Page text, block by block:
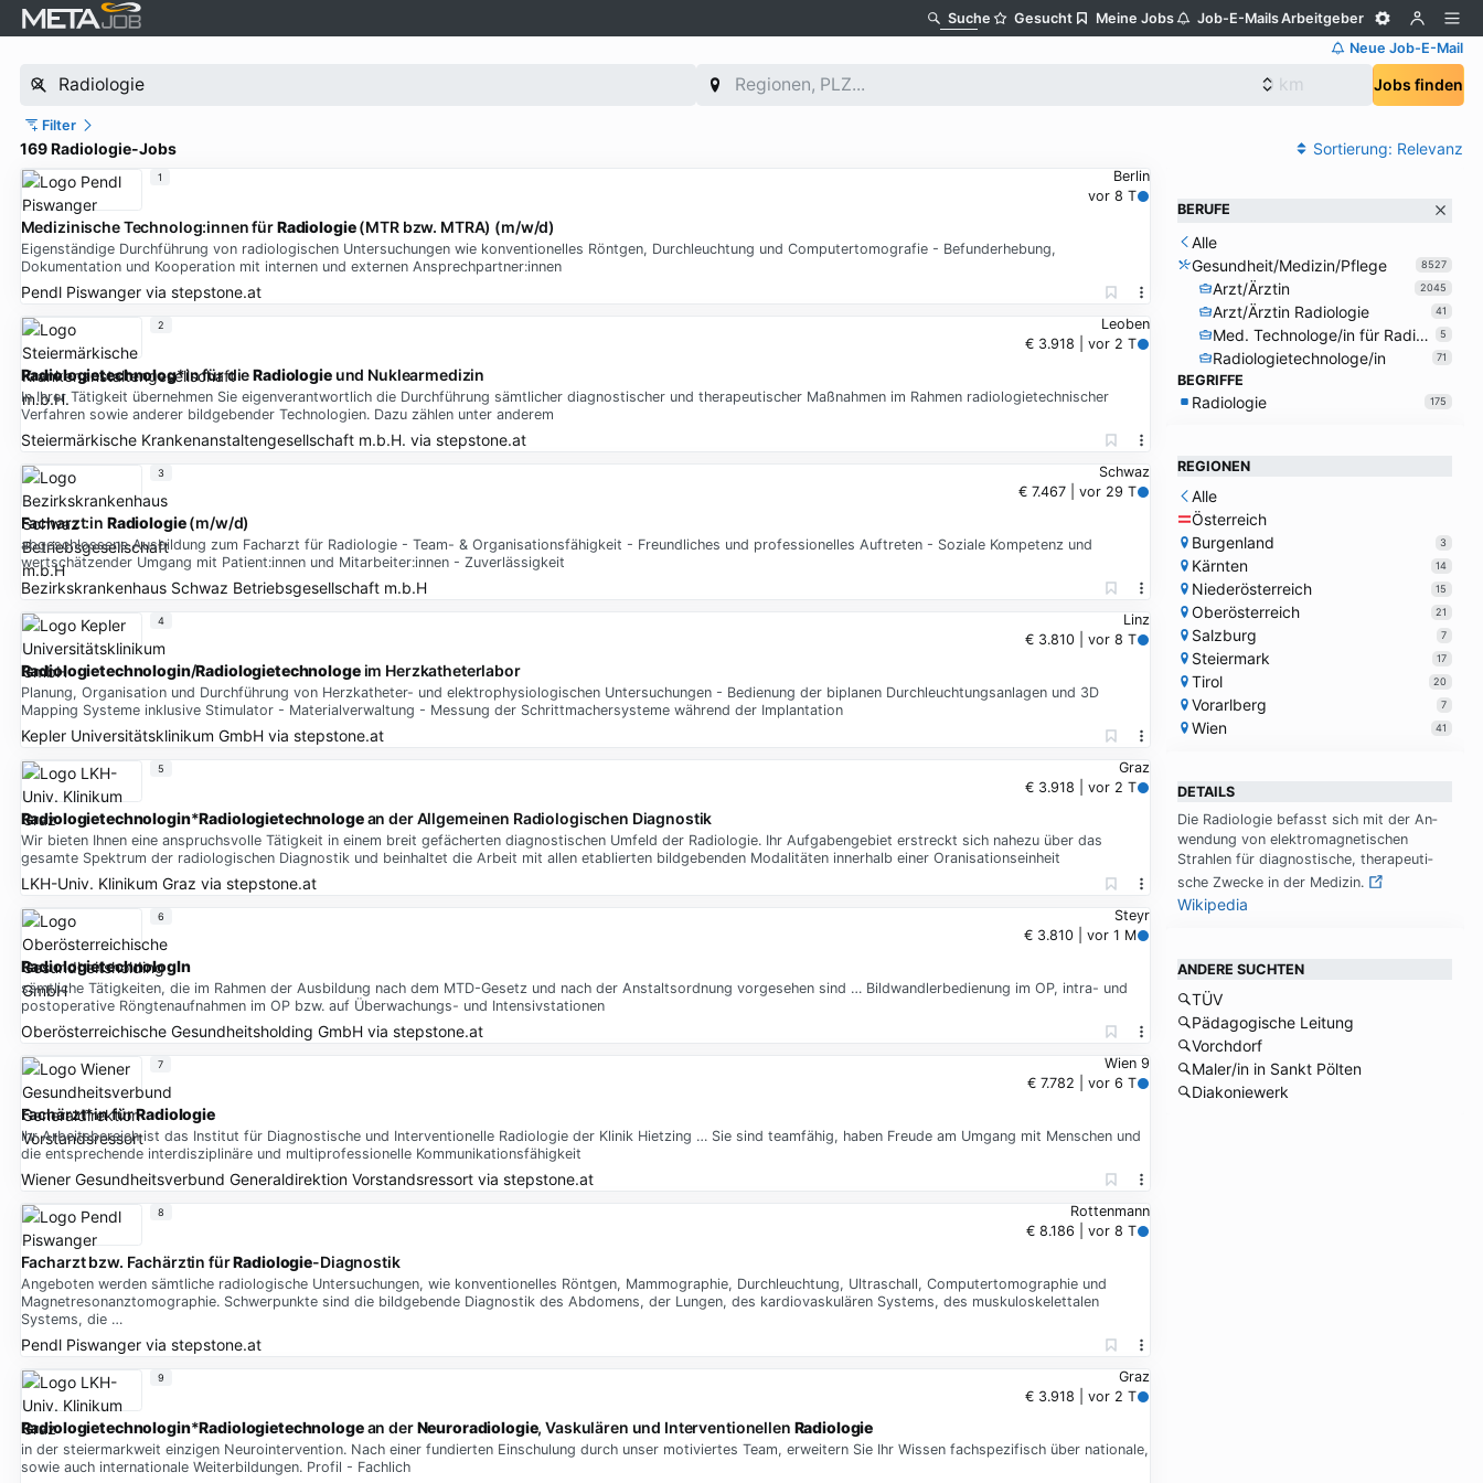
Suche Gesucht Meine Jobs Job-E-MailsArbeitgeber
Neue Job-E-Mail
Jobs finden
Filter
169 Radiologie-Jobs Sortierung: Relevanz
Berlin
vor 8 T
Medizinische Technolog:innen fürRadiologie(MTR bzw. MTRA) (m/w/d)
Eigenständige Durchführung von radiologischen Untersuchungen wie konventionelles Röntgen, Durchleuchtung und Computertomografie - Befunderhebung,
Dokumentation und Kooperation mit internen und externen Ansprechpartner:innen
Pendl Piswangervia stepstone.at
1
Leoben
€ 3.918 | vor 2 T
Radiologietechnolog*in für dieRadiologieund Nuklearmedizin
In Ihrer Tätigkeit übernehmen Sie eigenverantwortlich die Durchführung sämtlicher diagnostischer und therapeutischer Maßnahmen im Rahmen radiologietechnischer
Verfahren sowie anderer bildgebender Technologien. Dazu zählen unter anderem
Steiermärkische Krankenanstaltengesellschaft m.b.H. via stepstone.at
2
Schwaz
€ 7.467 | vor 29 T
Facharzt:in Radiologie(m/w/d)
abgeschlossene Ausbildung zum Facharzt für Radiologie - Team- & Organisationsfähigkeit - Freundliches und professionelles Auftreten - Soziale Kompetenz und
wertschätzender Umgang mit Patient:innen und Mitarbeiter:innen - Zuverlässigkeit
Bezirkskrankenhaus Schwaz Betriebsgesellschaft m.b.H
3
Linz
€ 3.810 | vor 8 T
Radiologietechnologin/Radiologietechnologeim Herzkatheterlabor
Planung, Organisation und Durchführung von Herzkatheter- und elektrophysiologischen Untersuchungen - Bedienung der biplanen Durchleuchtungsanlagen und 3D
Mapping Systeme inklusive Stimulator - Materialverwaltung - Messung der Schrittmachersysteme während der Implantation
Kepler Universitätsklinikum GmbHvia stepstone.at
4
Graz
€ 3.918 | vor 2 T
Radiologietechnologin*Radiologietechnologean der Allgemeinen Radiologischen Diagnostik
Wir bieten Ihnen eine anspruchsvolle Tätigkeit in einem breit gefächerten diagnostischen Umfeld der Radiologie. Ihr Aufgabengebiet erstreckt sich nahezu über das
gesamte Spektrum der radiologischen Diagnostik und beinhaltet die Arbeit mit allen etablierten bildgebenden Modalitäten innerhalb einer Oranisationseinheit
LKH-Univ. Klinikum Graz via stepstone.at
5
Steyr
€ 3.810 | vor 1 M
RadiologietechnologIn
sämtliche Tätigkeiten, die im Rahmen der Ausbildung nach dem MTD-Gesetz und nach der Anstaltsordnung vorgesehen sind … Bildwandlerbedienung im OP, intra- und
postoperative Röngtenaufnahmen im OP bzw. auf Überwachungs- und Intensivstationen
Oberösterreichische Gesundheitsholding GmbHvia stepstone.at
6
Wien 9
€ 7.782 | vor 6 T
Fachärzt*in fürRadiologie
Ihr Arbeitsbereich ist das Institut für Diagnostische und Interventionelle Radiologie der Klinik Hietzing … Sie sind teamfähig, haben Freude am Umgang mit Menschen und
die entsprechende interdisziplinäre und multiprofessionelle Kommunikationsfähigkeit
Wiener Gesundheitsverbund Generaldirektion Vorstandsressortvia stepstone.at
7
Rottenmann
€ 8.186 | vor 8 T
Facharzt bzw. Fachärztin fürRadiologie-Diagnostik
Angeboten werden sämtliche radiologische Untersuchungen, wie konventionelles Röntgen, Mammographie, Durchleuchtung, Ultraschall, Computertomographie und
Magnetresonanztomographie. Schwerpunkte sind die bildgebende Diagnostik des Abdomens, der Lungen, des kardiovaskulären Systems, des muskuloskelettalen
Systems, die …
Pendl Piswangervia stepstone.at
8
Graz
€ 3.918 | vor 2 T
Radiologietechnologin*Radiologietechnologean derNeuroradiologie, Vaskulären und Interventionellen Radiologie
in der steiermarkweit einzigen Neurointervention. Nach einer fundierten Einschulung durch unser motiviertes Team, erweitern Sie Ihr Wissen fachspezifisch über nationale,
sowie auch internationale Weiterbildungen. Profil - Fachlich
9
BERUFE
Alle
Gesundheit/Medizin/Pflege
8527
Arzt/Ärztin 2045
Arzt/Ärztin Radiologie 41
Med. Technologe/in für Radiologie 5
Radiologietechnologe/in 71
BEGRIFFE
Radiologie 175
REGIONEN
Alle
Österreich
Burgenland
3
Kärnten 14
Niederösterreich 15
Oberösterreich 21
Salzburg 7
Steiermark 17
Tirol 20
Vorarlberg 7
Wien 41
DETAILS
Die Ra­dio­lo­gie be­fasst sich mit der An­
wen­dung von elek­tro­ma­gne­ti­schen
Strah­len für dia­gno­sti­sche, the­ra­peu­ti­
sche Zwecke in der Me­di­zin.
Wikipedia
ANDERE SUCHTEN
TÜV
Pädagogische Leitung
Vorchdorf
Maler/in in Sankt Pölten
Diakoniewerk